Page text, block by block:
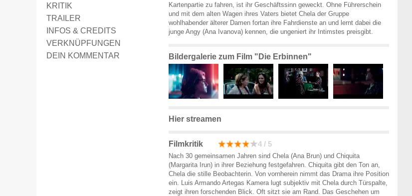
KRITIK
TRAILER
INFOS & CREDITS
VERKNÜPFUNGEN
DEIN KOMMENTAR
Kartenpartie zu fahren, ist ihr Geschäftssinn geweckt. Ohne Führerschein
und mit dem alten Wagen ihres Vaters bietet Chela der Gruppe
wohlhabender älterer Damen fortan ihre Fahrdienste an und lernt dabei die
junge Angy (Ana Ivanova) kennen, die ungeniert ihr Intimstes preisgibt.
Bildergalerie zum Film "Die Erbinnen"
Hier streamen
Filmkritik 4 / 5
Nach 30 gemeinsamen Jahren sind Chela (Ana Brun) und Chiquita
(Margarita Irun) in ihrer Beziehung festgefahren. Chiquita gibt den Ton an,
Chela die stille Beobachterin. Von vornherein nimmt das Drama ihre Position
ein. Luis Armando Artegas Kamera lugt subjektiv mit Chela durch Türspalte,
zeigt ihren forschenden Blick. Oft sitzt sie am Rand. Das Geschehen um